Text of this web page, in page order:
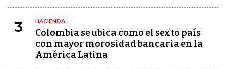
3 HACIENDA
Colombia se ubica como el sexto país
con mayor morosidad bancaria en la
América Latina